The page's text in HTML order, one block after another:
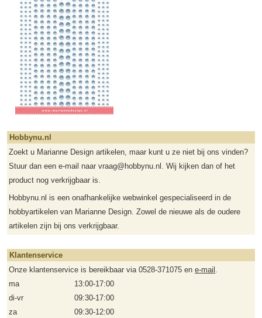
Hobbynu.nl
Zoekt u Marianne Design artikelen, maar kunt u ze niet bij ons vinden?
Stuur dan een e-mail naar vraag@hobbynu.nl. Wij kijken dan of het
product nog verkrijgbaar is.
Hobbynu.nl is een onafhankelijke webwinkel gespecialiseerd in de
hobbyartikelen van Marianne Design. Zowel de nieuwe als de oudere
artikelen zijn bij ons verkrijgbaar.
Klantenservice
Onze klantenservice is bereikbaar via 0528-371075 en e-mail .
ma
13:00-17:00
di-vr
09:30-17:00
za
09:30-12:00